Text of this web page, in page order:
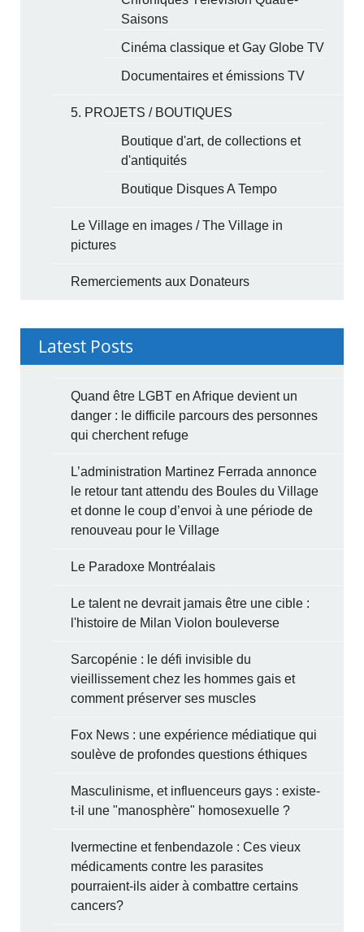
Saisons
Cinéma classique et Gay Globe TV
Documentaires et émissions TV
5. PROJETS / BOUTIQUES
Boutique d'art, de collections et
d'antiquités
Boutique Disques A Tempo
Le Village en images / The Village in
pictures
Remerciements aux Donateurs
Latest Posts
Quand être LGBT en Afrique devient un
danger : le difficile parcours des personnes
qui cherchent refuge
L’administration Martinez Ferrada annonce
le retour tant attendu des Boules du Village
et donne le coup d’envoi à une période de
renouveau pour le Village
Le Paradoxe Montréalais
Le talent ne devrait jamais être une cible :
l'histoire de Milan Violon bouleverse
Sarcopénie : le défi invisible du
vieillissement chez les hommes gais et
comment préserver ses muscles
Fox News : une expérience médiatique qui
soulève de profondes questions éthiques
Masculinisme, et influenceurs gays : existe-
t-il une "manosphère" homosexuelle ?
Ivermectine et fenbendazole : Ces vieux
médicaments contre les parasites
pourraient-ils aider à combattre certains
cancers?